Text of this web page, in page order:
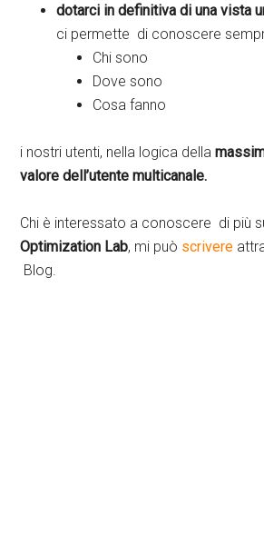
dotarci in definitiva di una vista
ci permette di conoscere
Chi sono
Dove sono
Cosa fanno
i nostri utenti, nella logica della
valore dell’utente multicanale.
Chi è interessato a conoscere di più
Optimization Lab, mi può scrivere
Blog.